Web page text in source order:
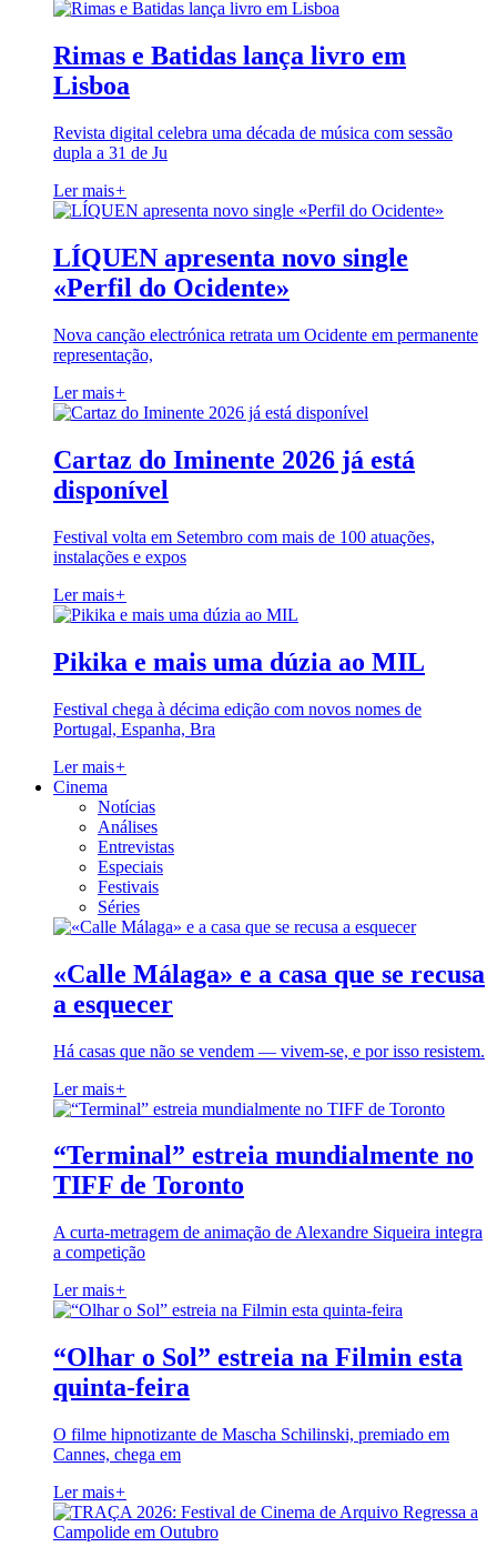
Rimas e Batidas lança livro em
Lisboa
Revista digital celebra uma década de música com sessão
dupla a 31 de Ju
Ler mais+
LÍQUEN apresenta novo single
«Perfil do Ocidente»
Nova canção electrónica retrata um Ocidente em permanente
representação,
Ler mais+
Cartaz do Iminente 2026 já está
disponível
Festival volta em Setembro com mais de 100 atuações,
instalações e expos
Ler mais+
Pikika e mais uma dúzia ao MIL
Festival chega à décima edição com novos nomes de
Portugal, Espanha, Bra
Ler mais+
Cinema
Notícias
Análises
Entrevistas
Especiais
Festivais
Séries
«Calle Málaga» e a casa que se recusa
a esquecer
Há casas que não se vendem — vivem-se, e por isso resistem.
Ler mais+
“Terminal” estreia mundialmente no
TIFF de Toronto
A curta-metragem de animação de Alexandre Siqueira integra
a competição
Ler mais+
“Olhar o Sol” estreia na Filmin esta
quinta-feira
O filme hipnotizante de Mascha Schilinski, premiado em
Cannes, chega em
Ler mais+